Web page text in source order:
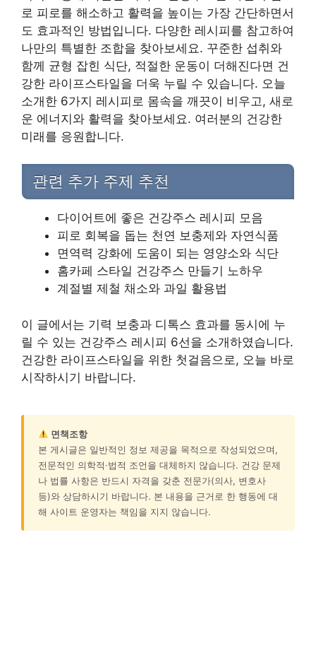
로 피로를 해소하고 활력을 높이는 가장 간단하면서
도 효과적인 방법입니다. 다양한 레시피를 참고하여
나만의 특별한 조합을 찾아보세요. 꾸준한 섭취와
함께 균형 잡힌 식단, 적절한 운동이 더해진다면 건
강한 라이프스타일을 더욱 누릴 수 있습니다. 오늘
소개한 6가지 레시피로 몸속을 깨끗이 비우고, 새로
운 에너지와 활력을 찾아보세요. 여러분의 건강한
미래를 응원합니다.
관련 추가 주제 추천
다이어트에 좋은 건강주스 레시피 모음
피로 회복을 돕는 천연 보충제와 자연식품
면역력 강화에 도움이 되는 영양소와 식단
홈카페 스타일 건강주스 만들기 노하우
계절별 제철 채소와 과일 활용법
이 글에서는 기력 보충과 디톡스 효과를 동시에 누
릴 수 있는 건강주스 레시피 6선을 소개하였습니다.
건강한 라이프스타일을 위한 첫걸음으로, 오늘 바로
시작하시기 바랍니다.
면책조항
본 게시글은 일반적인 정보 제공을 목적으로 작성되었으며,
전문적인 의학적·법적 조언을 대체하지 않습니다. 건강 문제
나 법률 사항은 반드시 자격을 갖춘 전문가(의사, 변호사
등)와 상담하시기 바랍니다. 본 내용을 근거로 한 행동에 대
해 사이트 운영자는 책임을 지지 않습니다.